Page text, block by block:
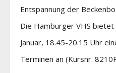
Entspannung der
Die Hamburger VHS
Januar, 18.45-20.15 Uhr
Terminen an (Kursnr.